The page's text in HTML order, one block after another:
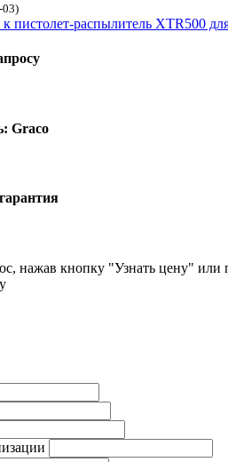
03)
Graco
нажав кнопку "Узнать цену"